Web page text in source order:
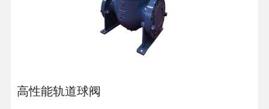
高性能轨道球阀